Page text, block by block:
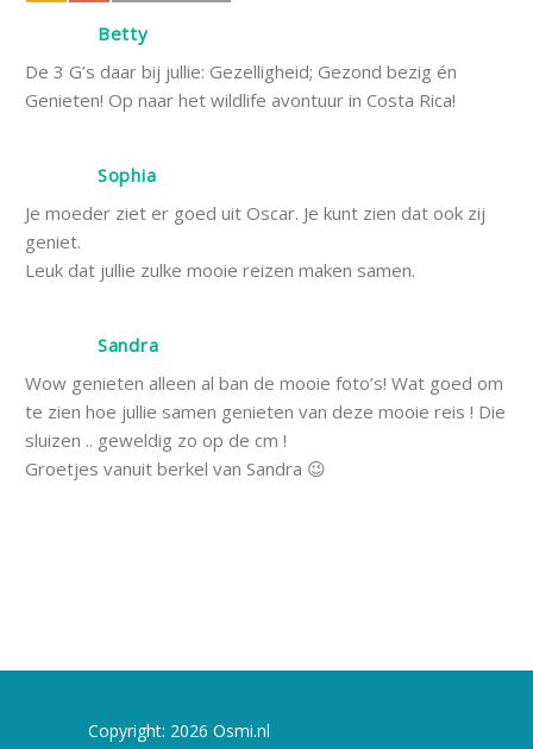
Betty
De 3 G’s daar bij jullie: Gezelligheid; Gezond bezig én
Genieten! Op naar het wildlife avontuur in Costa Rica!
Sophia
Je moeder ziet er goed uit Oscar. Je kunt zien dat ook zij
geniet.
Leuk dat jullie zulke mooie reizen maken samen.
Sandra
Wow genieten alleen al ban de mooie foto’s! Wat goed om
te zien hoe jullie samen genieten van deze mooie reis ! Die
sluizen .. geweldig zo op de cm !
Groetjes vanuit berkel van Sandra 😉
Copyright: 2026 Osmi.nl